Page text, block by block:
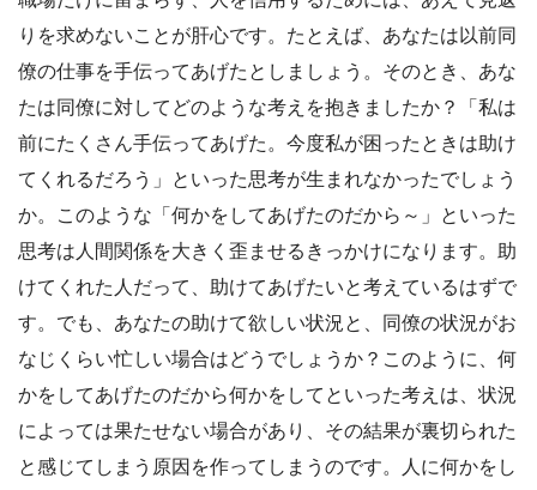
りを求めないことが肝心です。たとえば、あなたは以前同
僚の仕事を手伝ってあげたとしましょう。そのとき、あな
たは同僚に対してどのような考えを抱きましたか？「私は
前にたくさん手伝ってあげた。今度私が困ったときは助け
てくれるだろう」といった思考が生まれなかったでしょう
か。このような「何かをしてあげたのだから～」といった
思考は人間関係を大きく歪ませるきっかけになります。助
けてくれた人だって、助けてあげたいと考えているはずで
す。でも、あなたの助けて欲しい状況と、同僚の状況がお
なじくらい忙しい場合はどうでしょうか？このように、何
かをしてあげたのだから何かをしてといった考えは、状況
によっては果たせない場合があり、その結果が裏切られた
と感じてしまう原因を作ってしまうのです。人に何かをし